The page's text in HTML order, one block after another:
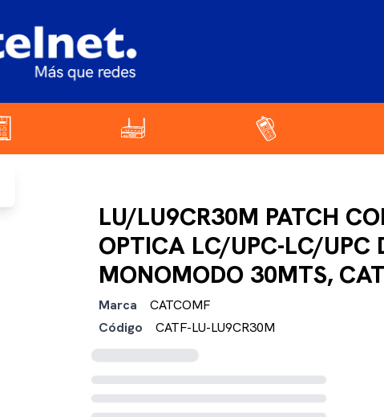
LU/LU9CR30M PATCH
OPTICA LC/UPC-LC/UPC
MONOMODO 30MTS,
Marca
CATCOMF
Código
CATF-LU-LU9CR30M